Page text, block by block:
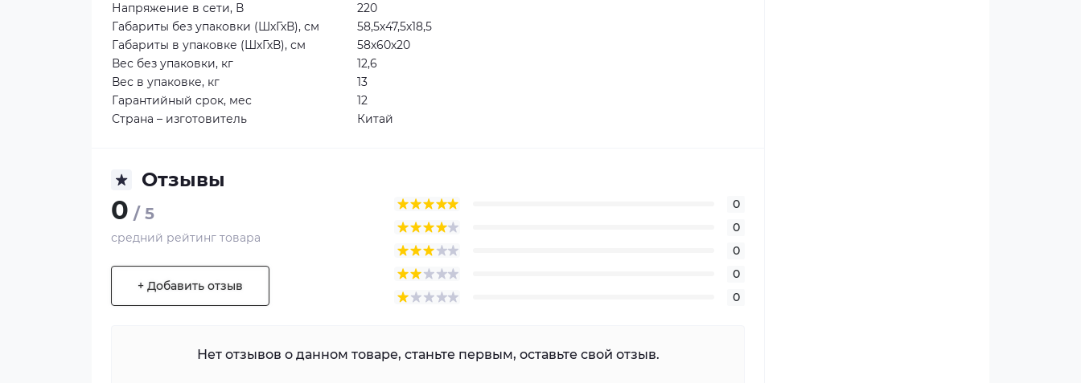
Напряжение в сети, В
220
Габариты без упаковки (ШхГхВ), см
58,5х47,5х18,5
Габариты в упаковке (ШхГхВ), см
58х60х20
Вес без упаковки, кг
12,6
Вес в упаковке, кг
13
Гарантийный срок, мес
12
Страна – изготовитель
Китай
Отзывы
0 / 5
средний рейтинг товара
+ Добавить отзыв
0
0
0
0
0
Нет отзывов о данном товаре, станьте первым, оставьте свой отзыв.